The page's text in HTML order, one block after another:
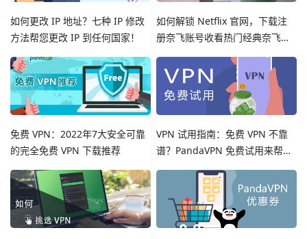
如何更改 IP 地址？七种 IP 修改
方法帮您更改 IP 到任何国家！
如何解锁 Netflix 官网，下载注
册奈飞账号收看热门经典奈飞影
视剧集
免费 VPN：2022年7大安全可靠
的完全免费 VPN 下载推荐
VPN 试用指南：免费 VPN 不靠
谱？PandaVPN 免费试用来帮
您！